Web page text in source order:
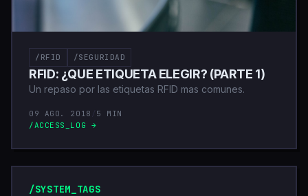
/RFID /SEGURIDAD
RFID: ¿QUE ETIQUETA ELEGIR? (PARTE 1)
Un repaso por las etiquetas RFID mas comunes.
09 AGO. 2018
5 MIN
/ACCESS_LOG →
/SYSTEM_TAGS